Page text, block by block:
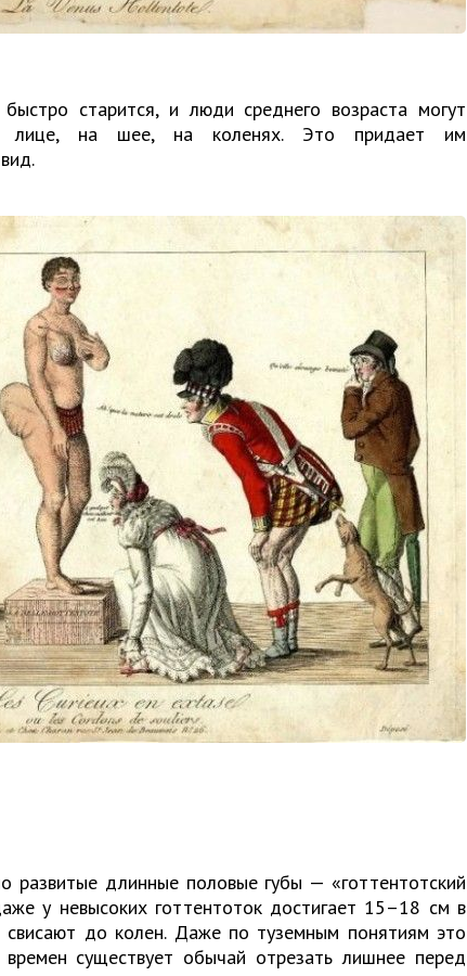
старится, и люди среднего возраста могут
лице, на шее, на коленях. Это придает им
длинные половые губы — «готтентотский
у невысоких готтентоток достигает 15–18 см в
свисают до колен. Даже по туземным понятиям это
существует обычай отрезать лишнее перед